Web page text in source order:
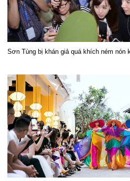
Sơn Tùng bị khán giả quá khích ném nón